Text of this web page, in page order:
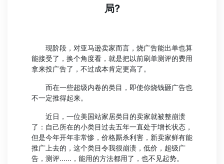
局?
现阶段，对亚马逊卖家而言，烧广告能出单也算
能接受了，换个角度看，就是把以前刷单测评的费用
拿来投广告了，不过成本肯定更高了。
而在一些超级内卷的类目，即使你烧钱砸广告也
不一定推得起来。
近日，一位美国站家居类目的卖家就被整崩溃
了：自己所在的小类目过去五年一直处于增长状态，
但是今年开年非常惨，价格厮杀利害，新卖家鲜有能
推广上去的，这个类目令我很崩溃，低价，超级广
告，测评......，能用的方法都用了，也不见起势。